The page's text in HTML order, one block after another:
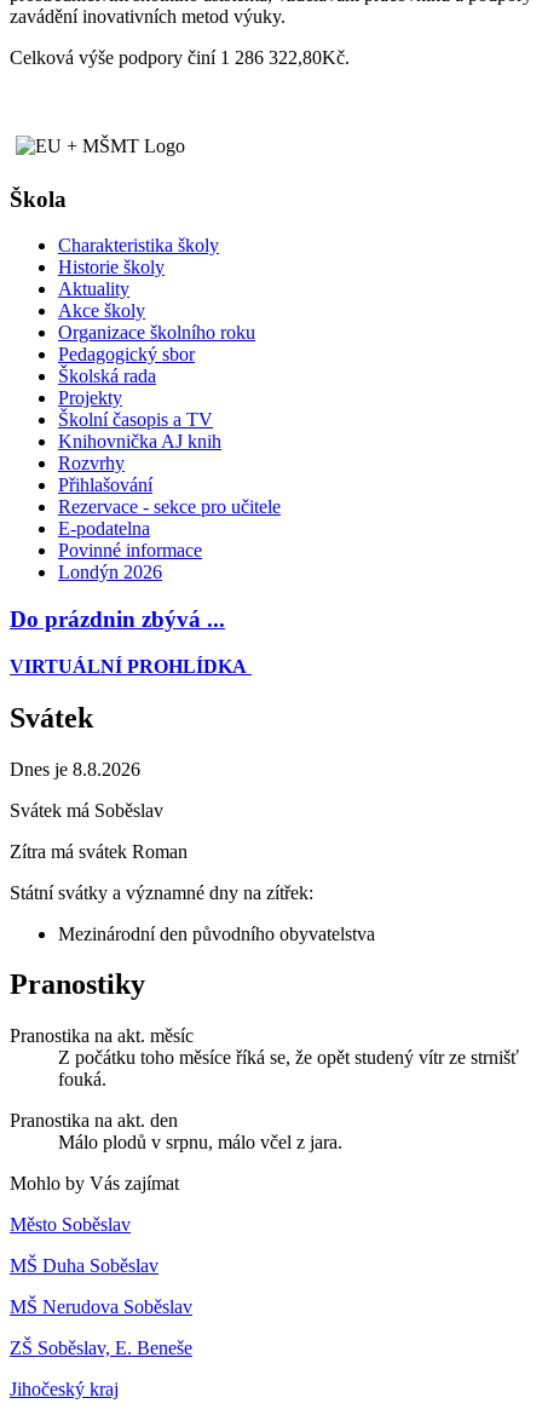
zavádění inovativních metod výuky.
Celková výše podpory činí 1 286 322,80Kč.
Škola
Charakteristika školy
Historie školy
Aktuality
Akce školy
Organizace školního roku
Pedagogický sbor
Školská rada
Projekty
Školní časopis a TV
Knihovnička AJ knih
Rozvrhy
Přihlašování
Rezervace - sekce pro učitele
E-podatelna
Povinné informace
Londýn 2026
Do prázdnin zbývá ...
VIRTUÁLNÍ PROHLÍDKA
Svátek
Dnes je 8.8.2026
Svátek má Soběslav
Zítra má svátek Roman
Státní svátky a významné dny na zítřek:
Mezinárodní den původního obyvatelstva
Pranostiky
Pranostika na akt. měsíc
Z počátku toho měsíce říká se, že opět studený vítr ze strnišť
fouká.
Pranostika na akt. den
Málo plodů v srpnu, málo včel z jara.
Mohlo by Vás zajímat
Město Soběslav
MŠ Duha Soběslav
MŠ Nerudova Soběslav
ZŠ Soběslav, E. Beneše
Jihočeský kraj